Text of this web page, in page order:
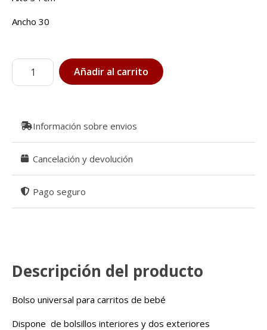
Ancho 30
Bolso-
panera
carrito
C73
/
rosa
Añadir al carrito
Información sobre envios
Cancelación y devolución
Pago seguro
Descripción del producto
Bolso universal para carritos de bebé
Dispone de bolsillos interiores y dos exteriores